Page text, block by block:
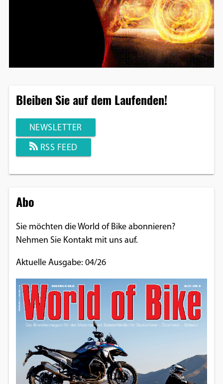
Bleiben Sie auf dem Laufenden!
NEWSLETTER
RSS FEED
Abo
Sie möchten die World of Bike abonnieren?
Nehmen Sie Kontakt mit uns auf.
Aktuelle Ausgabe: 04/26